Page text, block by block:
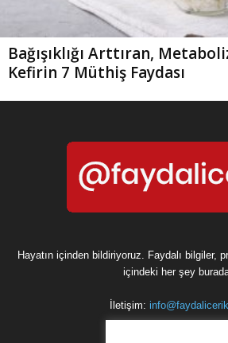
Bağışıklığı Arttıran,
Kefirin 7 Müthiş Faydası
Hayatın içinden bildiriyoruz. Faydalı bilgiler,
içindeki her şey
İletişim: